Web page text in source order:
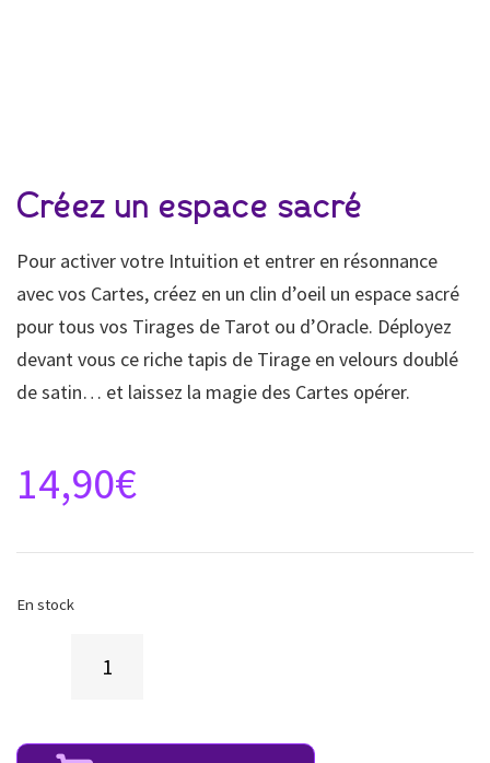
Créez un espace sacré
Pour activer votre Intuition et entrer en résonnance
avec vos Cartes, créez en un clin d’oeil un espace sacré
pour tous vos Tirages de Tarot ou d’Oracle. Déployez
devant vous ce riche tapis de Tirage en velours doublé
de satin… et laissez la magie des Cartes opérer.
14,90€
En stock